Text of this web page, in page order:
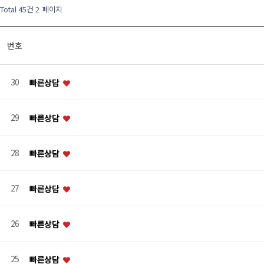
Total 45건 2 페이지
번호
30 빠른상담
29 빠른상담
28 빠른상담
27 빠른상담
26 빠른상담
25 빠른상담